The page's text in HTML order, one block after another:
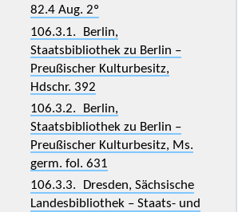
82.4 Aug. 2º
106.3.1. Berlin,
Staatsbibliothek zu Berlin –
Preußischer Kulturbesitz,
Hdschr. 392
106.3.2. Berlin,
Staatsbibliothek zu Berlin –
Preußischer Kulturbesitz, Ms.
germ. fol. 631
106.3.3. Dresden, Sächsische
Landesbibliothek – Staats- und